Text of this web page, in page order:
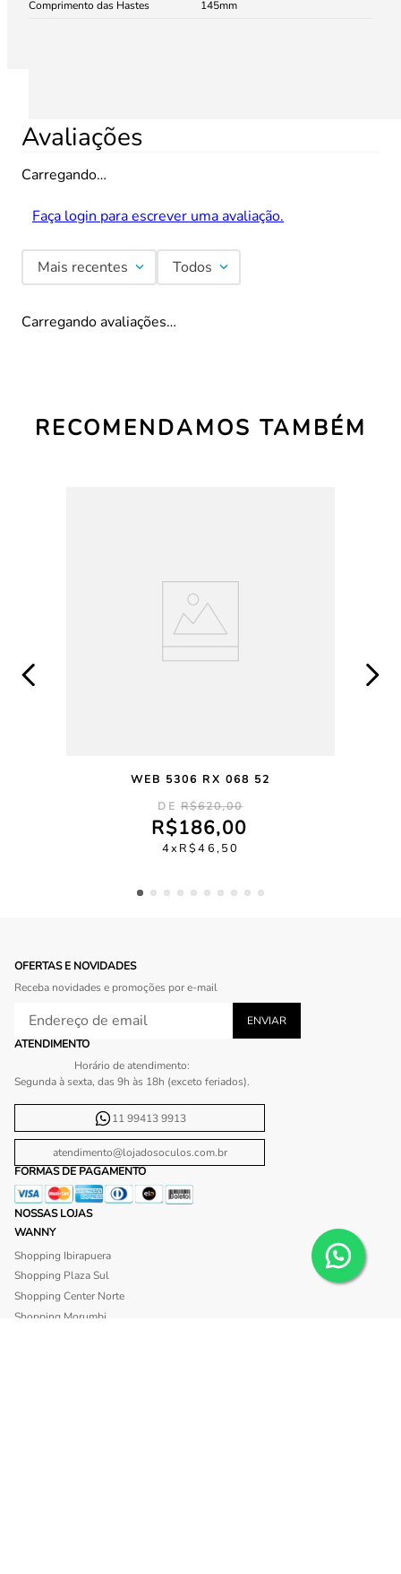
Comprimento das Hastes
145
Avaliações
Carregando…
Faça login para escrever uma avaliação.
Mais recentes Todos
Carregando avaliações…
RECOMENDAMOS TAMBÉM
WEB 5306 RX 068 52
R$620,00
R$186,00
4 R$46,50
OFERTAS E NOVIDADES
Receba novidades e promoções por e-mail
ATENDIMENTO
Horário de atendimento:
Segunda à sexta, das 9h às 18h (exceto feriados).
11 99413 9913
atendimento@lojadosoculos.com.br
FORMAS DE PAGAMENTO
NOSSAS LOJAS
WANNY
Shopping Ibirapuera
Shopping Plaza Sul
Shopping Center Norte
Shopping Morumbi